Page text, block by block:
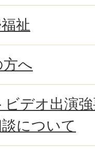
祉
へ
デオ出演
について